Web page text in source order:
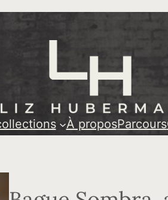
À proposParcours